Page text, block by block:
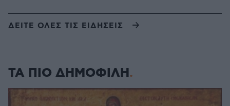
ΔΕΙΤΕ ΟΛΕΣ ΤΙΣ ΕΙΔΗΣΕΙΣ
ΤΑ ΠΙΟ ΔΗΜΟΦΙΛΗ